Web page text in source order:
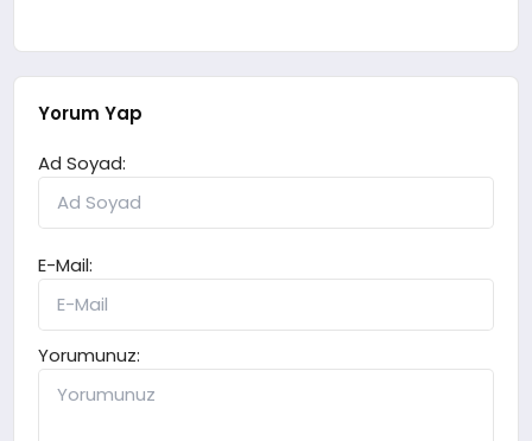
Yorum Yap
Ad Soyad:
E-Mail:
Yorumunuz: